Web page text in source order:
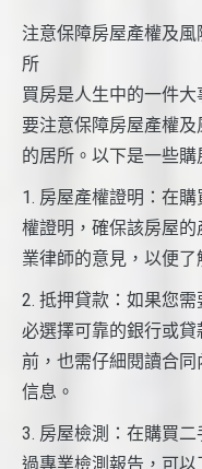
注意保障房屋產權及
所
買房是人生中的一件
要注意保障房屋產權
的居所。以下是一些購
1. 房屋產權證明：在
權證明，確保該房屋
業律師的意見，以便
2. 抵押貸款：如果您
必選擇可靠的銀行或
前，也需仔細閱讀合
信息。
3. 房屋檢測：在購買
過專業檢測報告，可